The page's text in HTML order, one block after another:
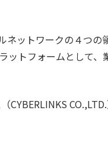
ットワークの４つ
トフォームとして、
CO.,LTD.